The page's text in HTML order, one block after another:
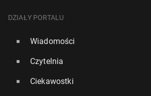
DZIAŁY PORTALU
Wiadomości
Czytelnia
Ciekawostki